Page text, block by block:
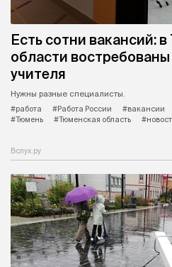
Есть сотни вакансий:
области востребованы
учителя
Нужны разные специалисты.
#работа
#Работа России #вакансии
#Тюмень
#Тюменская область
Вслух.ру